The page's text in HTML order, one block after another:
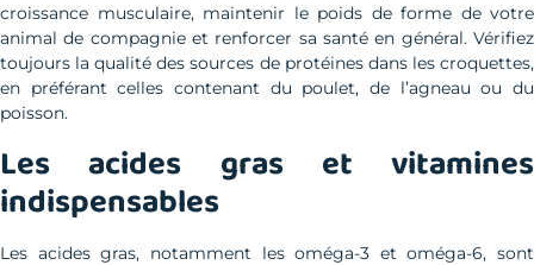
croissance musculaire, maintenir le poids de forme de votre
animal de compagnie et renforcer sa santé en général. Vérifiez
toujours la qualité des sources de protéines dans les croquettes,
en préférant celles contenant du poulet, de l’agneau ou du
poisson.
Les acides gras et vitamines
indispensables
Les acides gras, notamment les oméga-3 et oméga-6, sont